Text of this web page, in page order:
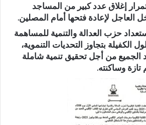
إغلاق عدد كبير من المساجد
العاجل لإعادة فتحها أمام المصلين.
حزب العدالة والتنمية للمساهمة
الكفيلة بتجاوز التحديات التنموية،
الجميع من أجل تحقيق تنمية شاملة
تازة وساكنته.